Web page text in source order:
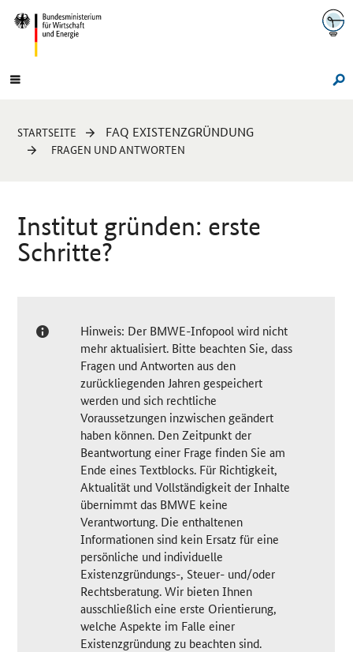
Navigation
Hauptmenü
Sie
sind
STARTSEITE FAQ EXISTENZGRÜNDUNG
FRAGEN UND ANTWORTEN
Institut gründen: erste
Schritte?
Hinweis: Der BMWE-Infopool wird nicht
mehr aktualisiert. Bitte beachten Sie, dass
Fragen und Antworten aus den
zurückliegenden Jahren gespeichert
werden und sich rechtliche
Voraussetzungen inzwischen geändert
haben können. Den Zeitpunkt der
Beantwortung einer Frage finden Sie am
Ende eines Textblocks. Für Richtigkeit,
Aktualität und Vollständigkeit der Inhalte
übernimmt das BMWE keine
Verantwortung. Die enthaltenen
Informationen sind kein Ersatz für eine
persönliche und individuelle
Existenzgründungs-, Steuer- und/oder
Rechtsberatung. Wir bieten Ihnen
ausschließlich eine erste Orientierung,
welche Aspekte im Falle einer
Existenzgründung zu beachten sind.